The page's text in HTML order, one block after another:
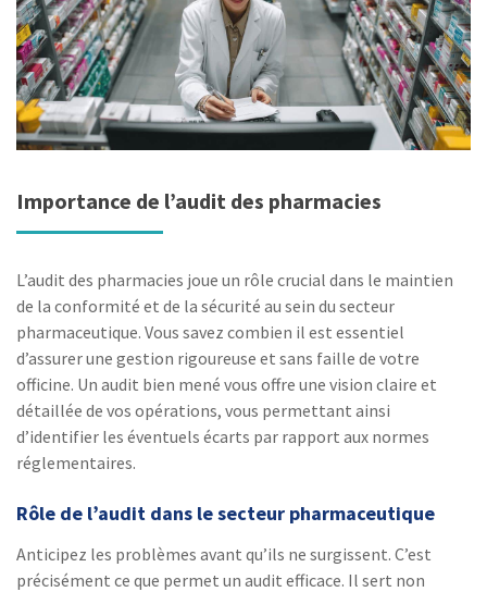
Importance de l’audit des pharmacies
L’audit des pharmacies joue un rôle crucial dans le maintien
de la conformité et de la sécurité au sein du secteur
pharmaceutique. Vous savez combien il est essentiel
d’assurer une gestion rigoureuse et sans faille de votre
officine. Un audit bien mené vous offre une vision claire et
détaillée de vos opérations, vous permettant ainsi
d’identifier les éventuels écarts par rapport aux normes
réglementaires.
Rôle de l’audit dans le secteur pharmaceutique
Anticipez les problèmes avant qu’ils ne surgissent. C’est
précisément ce que permet un audit efficace. Il sert non